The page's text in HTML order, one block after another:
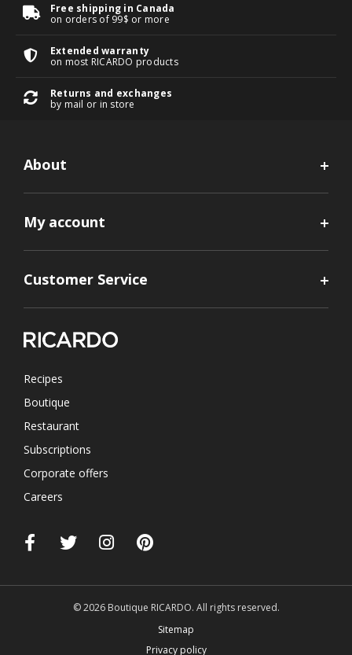
Free shipping in Canada
on orders of 99$ or more
Extended warranty
on most RICARDO products
Returns and exchanges
by mail or in store
About
My account
Customer Service
Recipes
Boutique
Restaurant
Subscriptions
Corporate offers
Careers
© 2026 Boutique RICARDO. All rights reserved.
Sitemap
Privacy policy